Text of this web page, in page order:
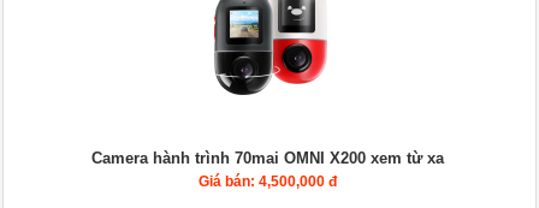
Camera hành trình 70mai OMNI X200 xem từ xa
Giá bán: 4,500,000 đ